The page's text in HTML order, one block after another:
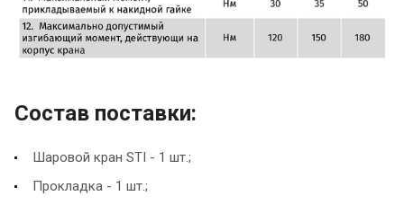
Состав поставки:
Шаровой кран STI - 1 шт.;
Прокладка - 1 шт.;